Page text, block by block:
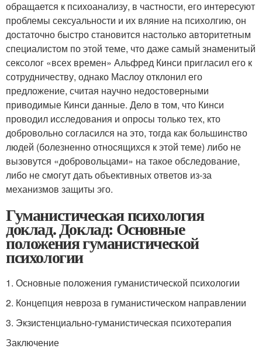
обращается к психоанализу, в частности, его интересуют
проблемы сексуальности и их вляние на психолгию, он
достаточно быстро становится настолько авторитетным
специалистом по этой теме, что даже самый знаменитый
сексолог «всех времен» Альфред Кинси пригласил его к
сотрудничеству, однако Маслоу отклонил его
предложение, считая научно недостоверными
приводимые Кинси данные. Дело в том, что Кинси
проводил исследования и опросы только тех, кто
добровольно согласился на это, тогда как большинство
людей (болезненно относящихся к этой теме) либо не
вызовутся «добровольцами» на такое обследование,
либо не смогут дать объективных ответов из-за
механизмов защиты эго.
Гуманистическая психология
доклад. Доклад: Основные
положения гуманистической
психологии
1. Основные положения гуманистической психологии
2. Концепция невроза в гуманистическом направлении
3. Экзистенциально-гуманистическая психотерапия
Заключение